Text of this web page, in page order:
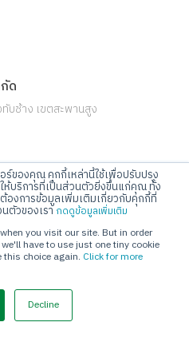
ร์ของคุณ คุกกี้เหล่านี้ใช้เพื่อปรับปรุง
บริการที่เป็นส่วนตัวยิ่งขึ้นแก่คุณ ทั้ง
งการข้อมูลเพิ่มเติมเกี่ยวกับคุกกี้ที่
ตัวของเรากดดูข้อมูลเพิ่มเติม
you visit our site. But in order
have to use just one tiny cookie
choice again. Click for more
Decline
ด
บช้าง เขตสะพานสูง